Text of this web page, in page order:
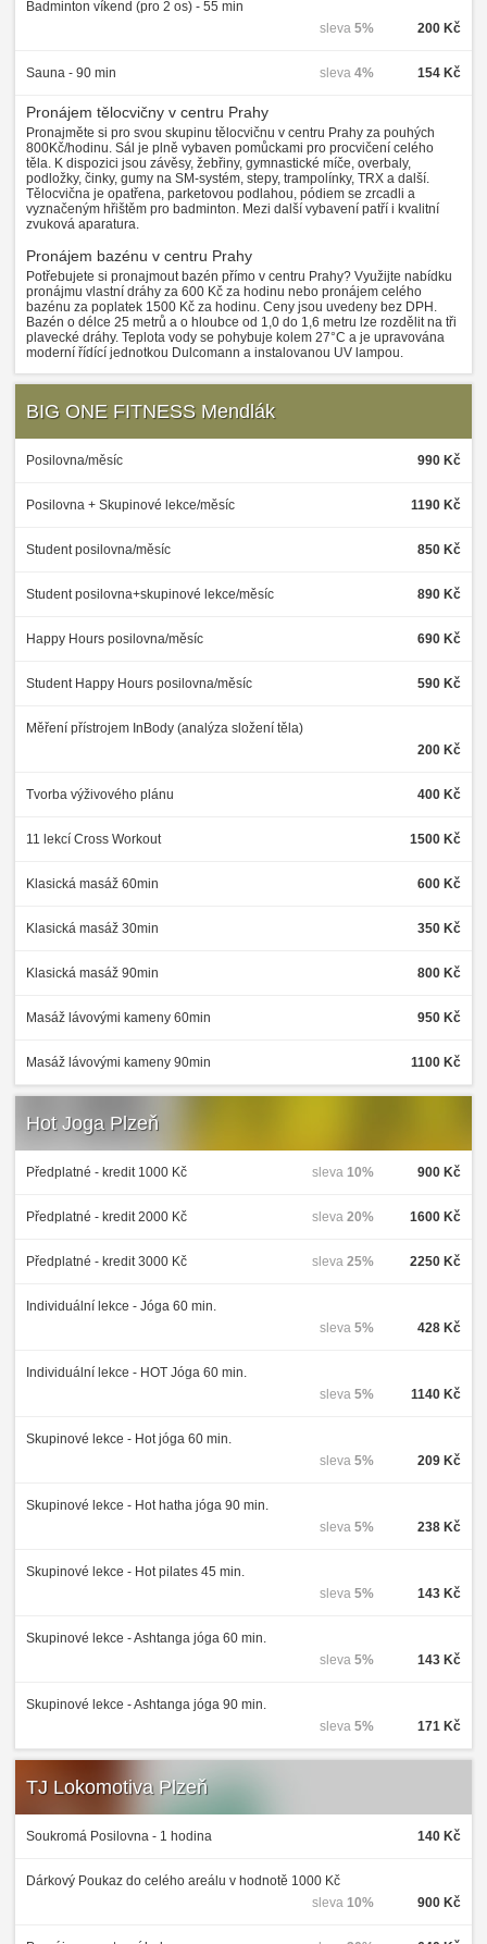
Badminton víkend (pro 2 os) - 55 min
200 Kč
sleva 5%
Sauna - 90 min 154 Kč
sleva 4%
Pronájem tělocvičny v centru Prahy
Pronajměte si pro svou skupinu tělocvičnu v centru Prahy za pouhých
800Kč/hodinu. Sál je plně vybaven pomůckami pro procvičení celého
těla. K dispozici jsou závěsy, žebřiny, gymnastické míče, overbaly,
podložky, činky, gumy na SM-systém, stepy, trampolínky, TRX a další.
Tělocvična je opatřena, parketovou podlahou, pódiem se zrcadli a
vyznačeným hřištěm pro badminton. Mezi další vybavení patří i kvalitní
zvuková aparatura.
Pronájem bazénu v centru Prahy
Potřebujete si pronajmout bazén přímo v centru Prahy? Využijte nabídku
pronájmu vlastní dráhy za 600 Kč za hodinu nebo pronájem celého
bazénu za poplatek 1500 Kč za hodinu. Ceny jsou uvedeny bez DPH.
Bazén o délce 25 metrů a o hloubce od 1,0 do 1,6 metru lze rozdělit na tři
plavecké dráhy. Teplota vody se pohybuje kolem 27°C a je upravována
moderní řídící jednotkou Dulcomann a instalovanou UV lampou.
BIG ONE FITNESS Mendlák
Posilovna/měsíc 990 Kč
Posilovna + Skupinové lekce/měsíc 1190 Kč
Student posilovna/měsíc 850 Kč
Student posilovna+skupinové lekce/měsíc 890 Kč
Happy Hours posilovna/měsíc 690 Kč
Student Happy Hours posilovna/měsíc 590 Kč
Měření přístrojem InBody (analýza složení těla)
200 Kč
Tvorba výživového plánu 400 Kč
11 lekcí Cross Workout 1500 Kč
Klasická masáž 60min 600 Kč
Klasická masáž 30min 350 Kč
Klasická masáž 90min 800 Kč
Masáž lávovými kameny 60min 950 Kč
Masáž lávovými kameny 90min 1100 Kč
Hot Joga Plzeň
Předplatné - kredit 1000 Kč 900 Kč
sleva 10%
Předplatné - kredit 2000 Kč 1600 Kč
sleva 20%
Předplatné - kredit 3000 Kč 2250 Kč
sleva 25%
Individuální lekce - Jóga 60 min.
428 Kč
sleva 5%
Individuální lekce - HOT Jóga 60 min.
1140 Kč
sleva 5%
Skupinové lekce - Hot jóga 60 min.
209 Kč
sleva 5%
Skupinové lekce - Hot hatha jóga 90 min.
238 Kč
sleva 5%
Skupinové lekce - Hot pilates 45 min.
143 Kč
sleva 5%
Skupinové lekce - Ashtanga jóga 60 min.
143 Kč
sleva 5%
Skupinové lekce - Ashtanga jóga 90 min.
171 Kč
sleva 5%
TJ Lokomotiva Plzeň
Soukromá Posilovna - 1 hodina 140 Kč
Dárkový Poukaz do celého areálu v hodnotě 1000 Kč
900 Kč
sleva 10%